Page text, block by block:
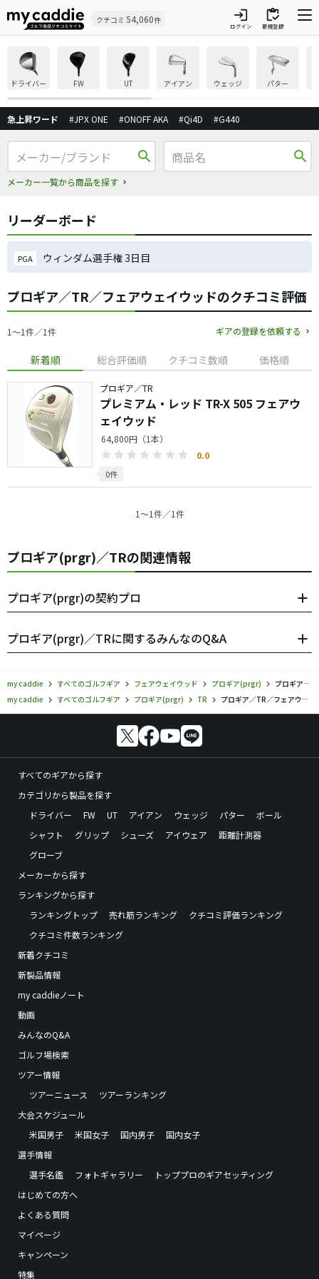
クチコミ 54,060件 login
ログイン
inventory
新規登録
ドライバー FW UT アイアン ウェッジ パター
急上昇ワード #JPX ONE #ONOFF AKA #Qi4D #G440
search
メーカー一覧から商品を探す
search
リーダーボード
PGA ウィンダム選手権 3日目
プロギア／TR／フェアウェイウッドのクチコミ評価
1〜1件／1件 ギアの登録を依頼する
新着順 総合評価順 クチコミ数順 価格順
プロギア／TR
プレミアム・レッド TR-X 505 フェアウ
ェイウッド
64,800円（1本）
0.0
0件
1〜1件／1件
プロギア(prgr)／TRの関連情報
プロギア(prgr)の契約プロ
プロギア(prgr)／TRに関するみんなのQ&A
my caddie すべてのゴルフギア フェアウェイウッド プロギア(prgr)
プロギア／TR／フェアウェイウッドの口コミ評価
my caddie
すべてのゴルフギア プロギア(prgr) TR プロギア／TR／フェアウェイウッドの口コミ評価
すべてのギアから探す
カテゴリから製品を探す
ドライバー
FW UT アイアン ウェッジ パター
ボール
シャフト
グリップ シューズ アイウェア
距離計測器
グローブ
メーカーから探す
ランキングから探す
ランキングトップ
売れ筋ランキング
クチコミ評価ランキング
クチコミ件数ランキング
新着クチコミ
新製品情報
my caddieノート
動画
みんなのQ&A
ゴルフ場検索
ツアー情報
ツアーニュース
ツアーランキング
大会スケジュール
米国男子
米国女子 国内男子
国内女子
選手情報
選手名鑑
フォトギャラリー
トッププロのギアセッティング
はじめての方へ
よくある質問
マイページ
キャンペーン
特集